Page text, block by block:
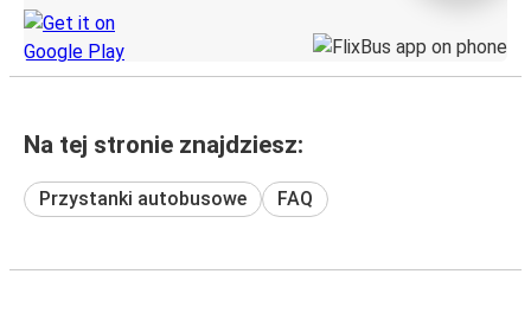
Na tej stronie znajdziesz:
Przystanki autobusowe FAQ